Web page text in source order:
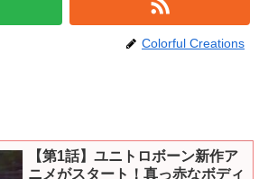
Colorful Creations
【第1話】ユニトロボーン新作ア
ニメがスタート！真っ赤なボディ